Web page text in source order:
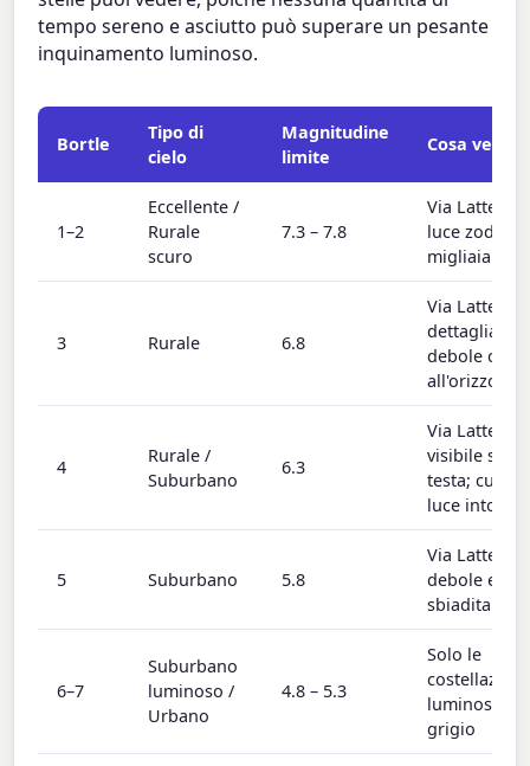
tempo sereno e asciutto può superare un pesante
inquinamento luminoso.
Bortle
Tipo di
cielo
Magnitudine
limite
Cosa vedi
1–2
Eccellente /
Rurale
scuro
7.3 – 7.8
Via Lattea
luce
migliaia di
3 Rurale 6.8
Via Lattea
dettagliata;
debole
all'orizzonte
4
Rurale /
Suburbano
6.3
Via Lattea
visibile
testa;
luce intorno
5 Suburbano 5.8
Via Lattea
debole e
sbiadita
6–7
Suburbano
luminoso /
Urbano
4.8 – 5.3
Solo le
luminose;
grigio